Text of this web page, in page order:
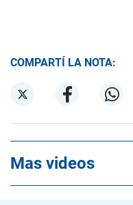
COMPARTÍ LA NOTA:
Mas videos